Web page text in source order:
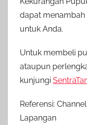
dapat
untuk Anda.
Untuk membeli
ataupun
kunjungi
Referensi:
Lapangan